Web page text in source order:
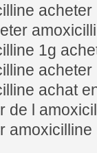
acheter
1g
acheter
achat
de l
amoxicilline